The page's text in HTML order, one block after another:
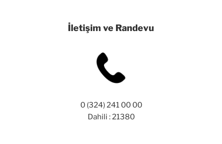
İletişim ve Randevu
0 (324) 241 00 00
Dahili : 21380